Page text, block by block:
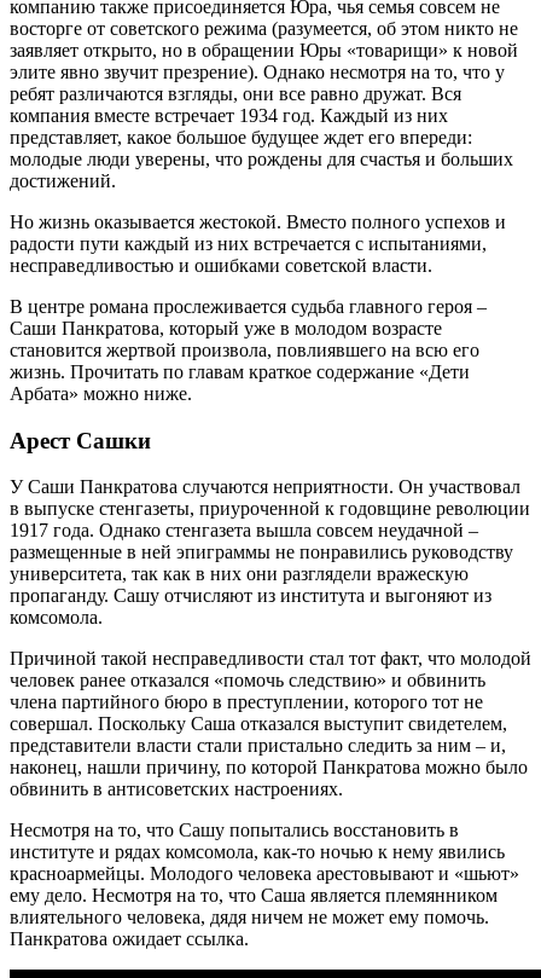
компанию также присоединяется Юра, чья семья совсем не
восторге от советского режима (разумеется, об этом никто не
заявляет открыто, но в обращении Юры «товарищи» к новой
элите явно звучит презрение). Однако несмотря на то, что у
ребят различаются взгляды, они все равно дружат. Вся
компания вместе встречает 1934 год. Каждый из них
представляет, какое большое будущее ждет его впереди:
молодые люди уверены, что рождены для счастья и больших
достижений.
Но жизнь оказывается жестокой. Вместо полного успехов и
радости пути каждый из них встречается с испытаниями,
несправедливостью и ошибками советской власти.
В центре романа прослеживается судьба главного героя –
Саши Панкратова, который уже в молодом возрасте
становится жертвой произвола, повлиявшего на всю его
жизнь. Прочитать по главам краткое содержание «Дети
Арбата» можно ниже.
Арест Сашки
У Саши Панкратова случаются неприятности. Он участвовал
в выпуске стенгазеты, приуроченной к годовщине революции
1917 года. Однако стенгазета вышла совсем неудачной –
размещенные в ней эпиграммы не понравились руководству
университета, так как в них они разглядели вражескую
пропаганду. Сашу отчисляют из института и выгоняют из
комсомола.
Причиной такой несправедливости стал тот факт, что молодой
человек ранее отказался «помочь следствию» и обвинить
члена партийного бюро в преступлении, которого тот не
совершал. Поскольку Саша отказался выступит свидетелем,
представители власти стали пристально следить за ним – и,
наконец, нашли причину, по которой Панкратова можно было
обвинить в антисоветских настроениях.
Несмотря на то, что Сашу попытались восстановить в
институте и рядах комсомола, как-то ночью к нему явились
красноармейцы. Молодого человека арестовывают и «шьют»
ему дело. Несмотря на то, что Саша является племянником
влиятельного человека, дядя ничем не может ему помочь.
Панкратова ожидает ссылка.